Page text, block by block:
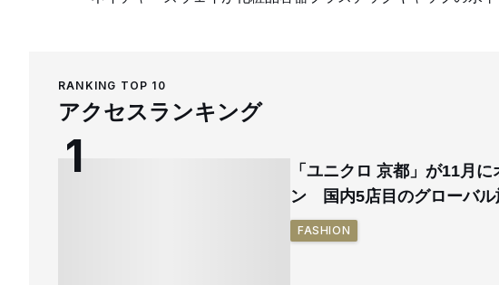
RANKING TOP 10
アクセスランキング
「ユニクロ 京都」が11月に
ン 国内5店目のグローバル
FASHION